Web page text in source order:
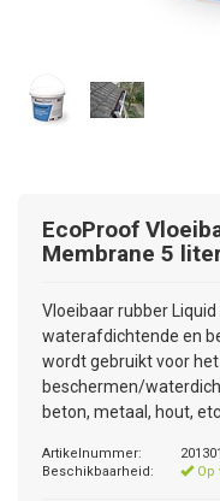
EcoProof
Membrane 5
Vloeibaar rubber
waterafdichtende en
wordt gebruikt voor
beschermen/
beton, metaal, hout,
Artikelnummer:
Beschikbaarheid:
Op